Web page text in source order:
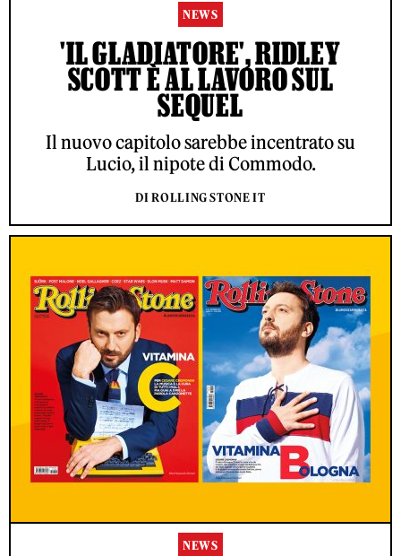
NEWS
'IL GLADIATORE', RIDLEY
SCOTT È AL LAVORO SUL
SEQUEL
Il nuovo capitolo sarebbe incentrato su
Lucio, il nipote di Commodo.
DI ROLLING STONE IT
NEWS